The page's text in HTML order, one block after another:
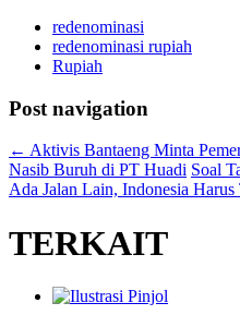
redenominasi
redenominasi rupiah
Rupiah
Post navigation
← Aktivis Bantaeng Minta
Nasib Buruh di PT Huadi Soal
Ada Jalan Lain, Indonesia Harus
TERKAIT